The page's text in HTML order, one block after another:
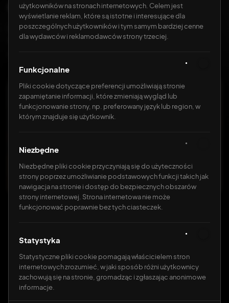
użytkowników na stronach internetowych. Celem jest
wyświetlanie reklam, które są istotne i interesujące dla
poszczególnych użytkowników i tym samym bardziej cenne
dla wydawców i reklamodawców strony trzeciej.
Funkcjonalne
Pliki cookie dotyczące preferencji umożliwiają stronie
zapamiętanie informacji, które zmieniają wygląd lub
funkcjonowanie strony, np. preferowany język lub region, w
którym znajduje się użytkownik.
Niezbędne
Niezbędne pliki cookie przyczyniają się do użyteczności
strony poprzez umożliwianie podstawowych funkcji takich jak
nawigacja na stronie i dostęp do bezpiecznych obszarów
strony internetowej. Strona internetowa nie może
funkcjonować poprawnie bez tych ciasteczek.
Statystyka
Statystyczne pliki cookie pomagają właścicielem stron
internetowych zrozumieć, w jaki sposób różni użytkownicy
zachowują się na stronie, gromadząc i zgłaszając anonimowe
informacje.
Krzysztof Kurek • 23.06.2026
Strona w Astro nie wymaga comiesięcznego serwisu
technicznego - ale co konkretnie należy do Ciebie, a
TL;DR
Zarządzanie treścią przez Storyblok